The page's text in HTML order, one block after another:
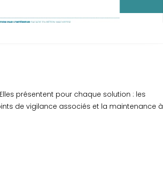
présentent pour chaque solution : les
de vigilance associés et la maintenance à